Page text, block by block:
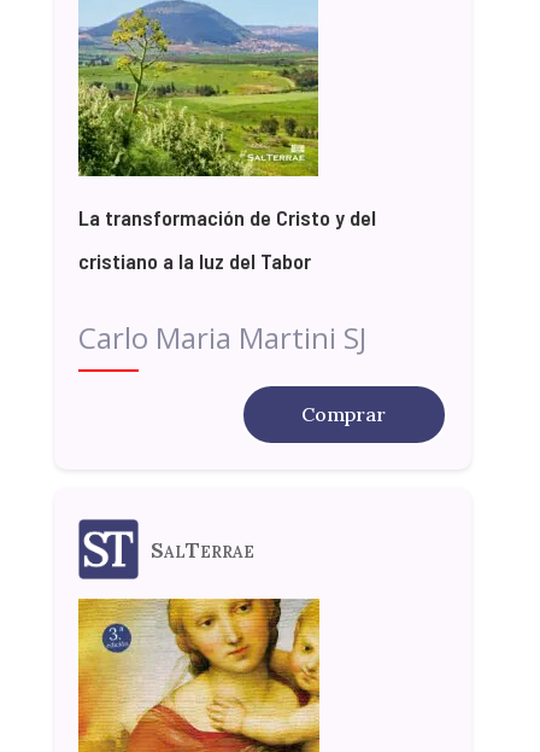
La transformación de Cristo y del
cristiano a la luz del Tabor
Carlo Maria Martini SJ
Comprar
SalTerrae